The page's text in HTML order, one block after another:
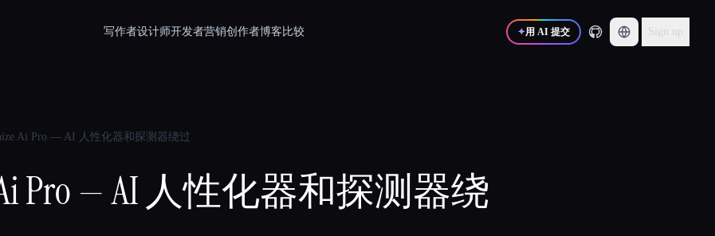
写作者设计师开发者营销创作者博客 比较 ✦用 AI 提交 Sign up
Ai Pro — AI 人性化器和探测器绕过
Ai Pro — AI 人性化器和探测器绕